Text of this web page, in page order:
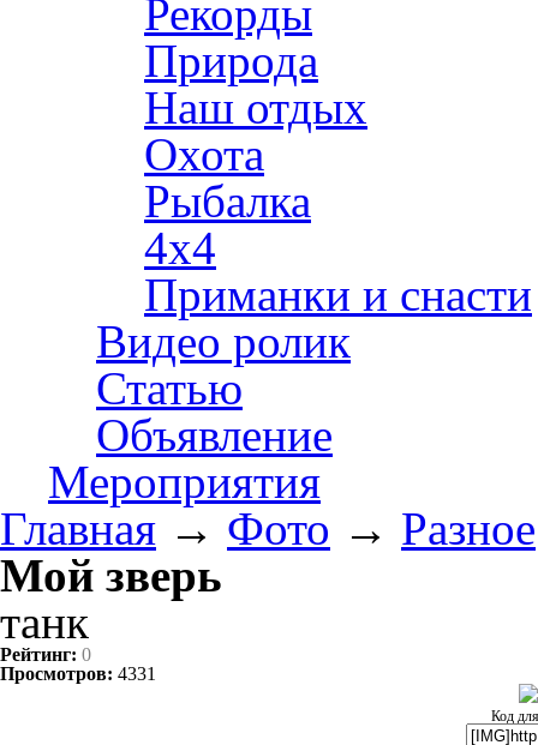
Рекорды
Природа
Наш отдых
Охота
Рыбалка
4х4
Приманки и снасти
Видео ролик
Статью
Объявление
Мероприятия
Главная → Фото → Разное
Мой зверь
танк
Рейтинг: 0
Просмотров: 4331
Код